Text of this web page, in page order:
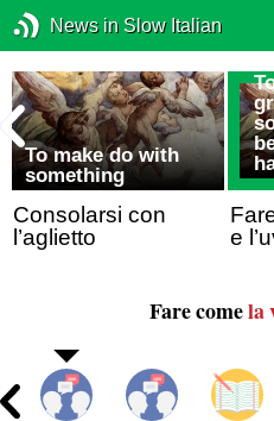
News in Slow Italian
To make do with
something
Consolarsi con
l’aglietto
e
Fare comela